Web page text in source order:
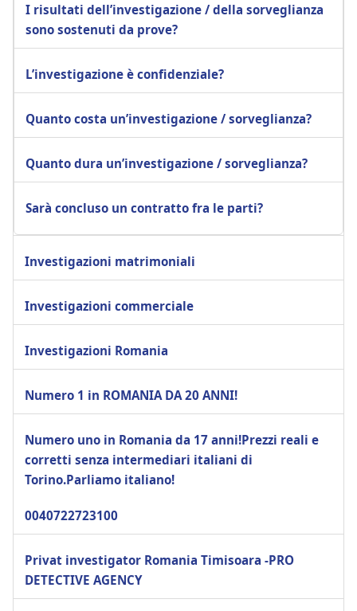
I risultati dell’investigazione / della sorveglianza
sono sostenuti da prove?
L’investigazione è confidenziale?
Quanto costa un’investigazione / sorveglianza?
Quanto dura un’investigazione / sorveglianza?
Sarà concluso un contratto fra le parti?
Investigazioni matrimoniali
Investigazioni commerciale
Investigazioni Romania
Numero 1 in ROMANIA DA 20 ANNI!
Numero uno in Romania da 17 anni!Prezzi reali e
corretti senza intermediari italiani di
Torino.Parliamo italiano!
0040722723100
Privat investigator Romania Timisoara -PRO
DETECTIVE AGENCY